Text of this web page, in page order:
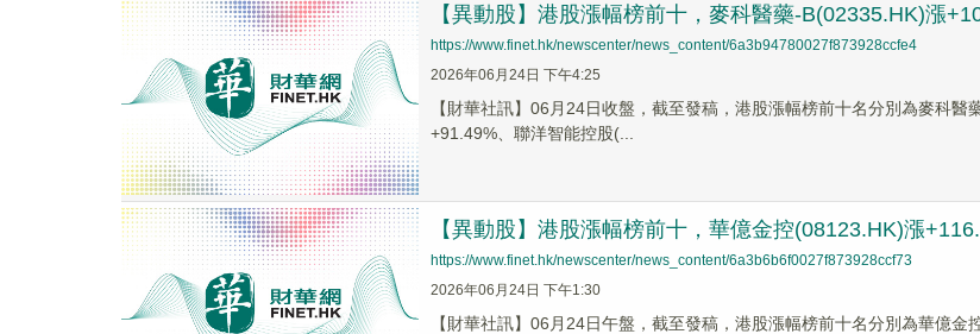
【異動股】港股漲幅榜前十，麥科醫藥-B(02335.HK)漲
https://www.finet.hk/newscenter/news_content/6a3b94780027f873928ccfe4
2026年06月24日 下午4:25
【財華社訊】06月24日收盤，截至發稿，港股漲幅榜前十名分別為麥科
+91.49%、聯洋智能控股(...
【異動股】港股漲幅榜前十，華億金控(08123.HK)漲
https://www.finet.hk/newscenter/news_content/6a3b6b6f0027f873928ccf73
2026年06月24日 下午1:30
【財華社訊】06月24日午盤，截至發稿，港股漲幅榜前十名分別為華億